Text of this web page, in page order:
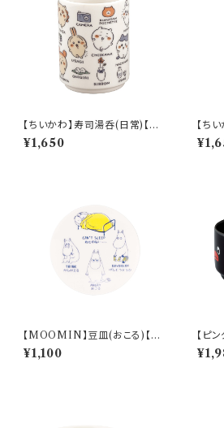
【ちいかわ】寿司湯呑(日常)【CK
W50】CKW51-327
¥1,650
【ち
W50
【MOOMIN】豆皿(おこる)【M
M14000】MM14003-333
¥1,100
【ピ
0】